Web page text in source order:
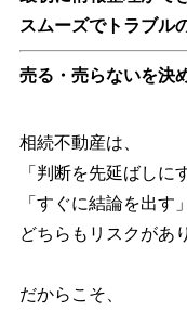
スムーズでトラブル
売る・売らないを決
相続不動産は、
「判断を先延ばしに
「すぐに結論を出す
どちらもリスクがあ
だからこそ、